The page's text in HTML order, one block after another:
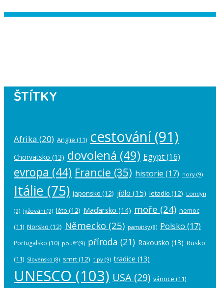
ŠTÍTKY
Afrika (20) Anglie (11) cestování(91)
Chorvatsko (13) dovolená (49) Egypt(16)
evropa (44) Francie (35) historie (17) hory (9)
Itálie (75) japonsko (12) jídlo (15) letadlo (12) Londýn
(9) lyžování (9) léto (12) Maďarsko (14) moře (24) nemoc
(11) Norsko (12) Německo (25) památky(8) Polsko (17)
Portugalsko (10) poušť(9) příroda (21) Rakousko (13) Rusko
(11) Slovensko (8) smrt(12) tipy (9) tradice (13)
UNESCO (103) USA (29) vánoce (11)